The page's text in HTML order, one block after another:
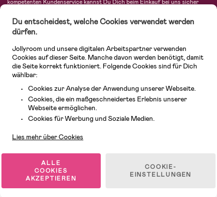
kompetenten Kundenservice kannst Du Dich beim Einkauf bei uns sicher
Autositze, Kinder- und Babymode, Produkte für Mütter und eine Menge
fantastischer Einrichtungsgegenstände, Spielsachen, Babyprodukte und
vieles mehr. Wir haben Produkte von bekannten Herstellern wie Britax, Maxi-
Avent, Jack Wolfskin, Cybex, LEGO und vielen mehr. Schau Dich um in
unserer vielfältigen Online-Boutique für Kinder & Babys. Willkommen!
© 2026 Jollyroom GmbH. Alle Rechte vorbehalten.
Du entscheidest, welche Cookies verwendet werden
dürfen.
Jollyroom und unsere digitalen Arbeitspartner verwenden
Cookies auf dieser Seite. Manche davon werden benötigt, damit
die Seite korrekt funktioniert. Folgende Cookies sind für Dich
wählbar:
Cookies zur Analyse der Anwendung unserer Webseite.
Cookies, die ein maßgeschneidertes Erlebnis unserer
Webseite ermöglichen.
Cookies für Werbung und Soziale Medien.
Lies mehr über Cookies
ALLE
COOKIES
AKZEPTIEREN
COOKIE-
EINSTELLUNGEN